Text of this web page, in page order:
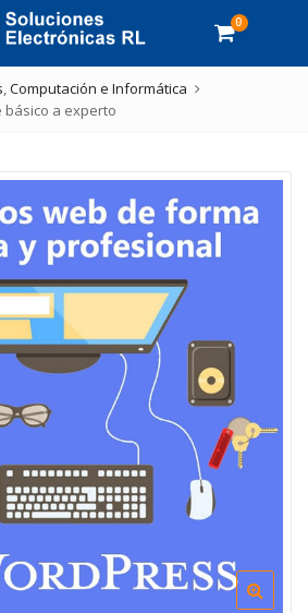
0
,Computación e Informática
básico a experto